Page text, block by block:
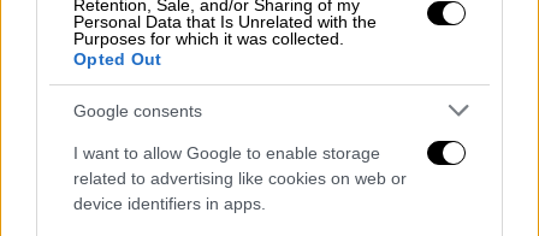
Retention, Sale, and/or Sharing of my
Personal Data that Is Unrelated with the
Purposes for which it was collected.
Opted Out
Google consents
I want to allow Google to enable storage
related to advertising like cookies on web or
device identifiers in apps.